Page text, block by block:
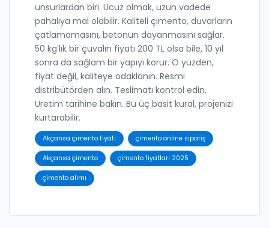
unsurlardan biri. Ucuz olmak, uzun vadede
pahalıya mal olabilir. Kaliteli çimento, duvarların
çatlamamasını, betonun dayanmasını sağlar.
50 kg’lık bir çuvalın fiyatı 200 TL olsa bile, 10 yıl
sonra da sağlam bir yapıyı korur. O yüzden,
fiyat değil, kaliteye odaklanın. Resmi
distribütörden alın. Teslimatı kontrol edin.
Üretim tarihine bakın. Bu üç basit kural, projenizi
kurtarabilir.
Akçansa çimento fiyatı çimento online sipariş
Akçansa çimento çimento fiyatları 2025
çimento alımı